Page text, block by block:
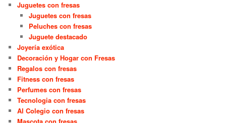
Juguetes con fresas
Juguetes con fresas
Peluches con fresas
Juguete destacado
Joyería exótica
Decoración y Hogar con Fresas
Regalos con fresas
Fitness con fresas
Perfumes con fresas
Tecnologia con fresas
Al Colegio con fresas